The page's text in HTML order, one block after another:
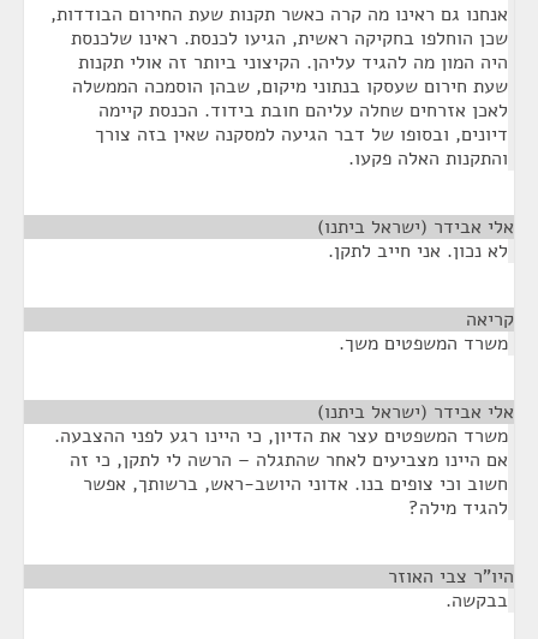
אנחנו גם ראינו מה קרה כאשר תקנות שעת החירום הבודדות,
שכן הוחלפו בחקיקה ראשית, הגיעו לכנסת. ראינו שלכנסת
היה המון מה להגיד עליהן. הקיצוני ביותר זה אולי תקנות
שעת חירום שעסקו בנתוני מיקום, שבהן הוסמכה הממשלה
לאכן אזרחים שחלה עליהם חובת בידוד. הכנסת קיימה
דיונים, ובסופו של דבר הגיעה למסקנה שאין בזה צורך
והתקנות האלה פקעו.
אלי אבידר (ישראל ביתנו)
לא נכון. אני חייב לתקן.
קריאה
משרד המשפטים משך.
אלי אבידר (ישראל ביתנו)
משרד המשפטים עצר את הדיון, כי היינו רגע לפני ההצבעה.
אם היינו מצביעים לאחר שהתגלה – הרשה לי לתקן, כי זה
חשוב וכי צופים בנו. אדוני היושב-ראש, ברשותך, אפשר
להגיד מילה?
היו"ר צבי האוזר
בבקשה.